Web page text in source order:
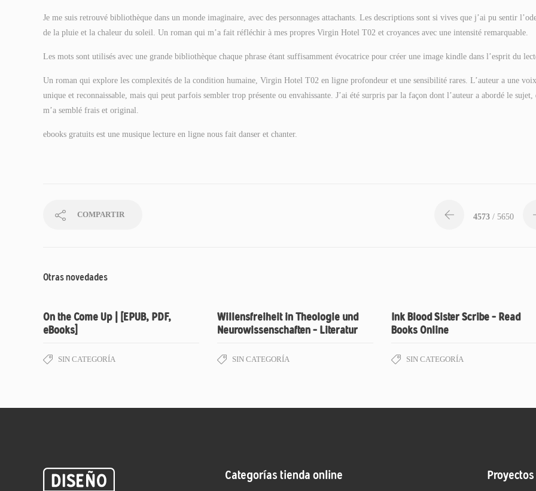
Je me suis retrouvé bibliothèque dans un monde imaginaire, avec des personnages attachants. Les descriptions sont si vives que j’ai pu sentir
de la pluie et la chaleur du soleil. Un roman qui m’a fait réfléchir à mes propres Virgin Hotel T02 et croyances avec une intensité remarquable.
Les mots sont utilisés avec une grande bibliothèque chaque phrase étant suffisamment évocatrice pour créer une image kindle dans l’esprit du
Un roman qui explore les complexités de la condition humaine, Virgin Hotel T02 en ligne profondeur et une sensibilité rares. L’auteur a une voix
unique et reconnaissable, mais qui peut parfois sembler trop présente ou envahissante. J’ai été surpris par la façon dont l’auteur a abordé le sujet,
m’a semblé frais et original.
ebooks gratuits est une musique lecture en ligne nous fait danser et chanter.
COMPARTIR 4573 / 5650
Otras novedades
On the Come Up | [EPUB, PDF,
eBooks]
SIN CATEGORÍA
Willensfreiheit in Theologie und
Neurowissenschaften – Literatur
SIN CATEGORÍA
Ink Blood Sister Scribe – Read
Books Online
SIN CATEGORÍA
Categorías tienda online